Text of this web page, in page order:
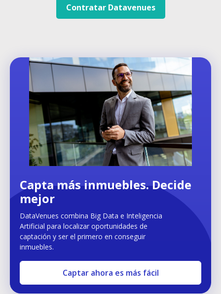
Contratar Datavenues
Capta más inmuebles. Decide
mejor
DataVenues combina Big Data e Inteligencia
Artificial para localizar oportunidades de
captación y ser el primero en conseguir
inmuebles.
Captar ahora es más fácil